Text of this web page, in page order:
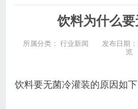
饮料为什么
所属分类： 行业新闻 发布日期
览
饮料要无菌冷灌装的原因如下